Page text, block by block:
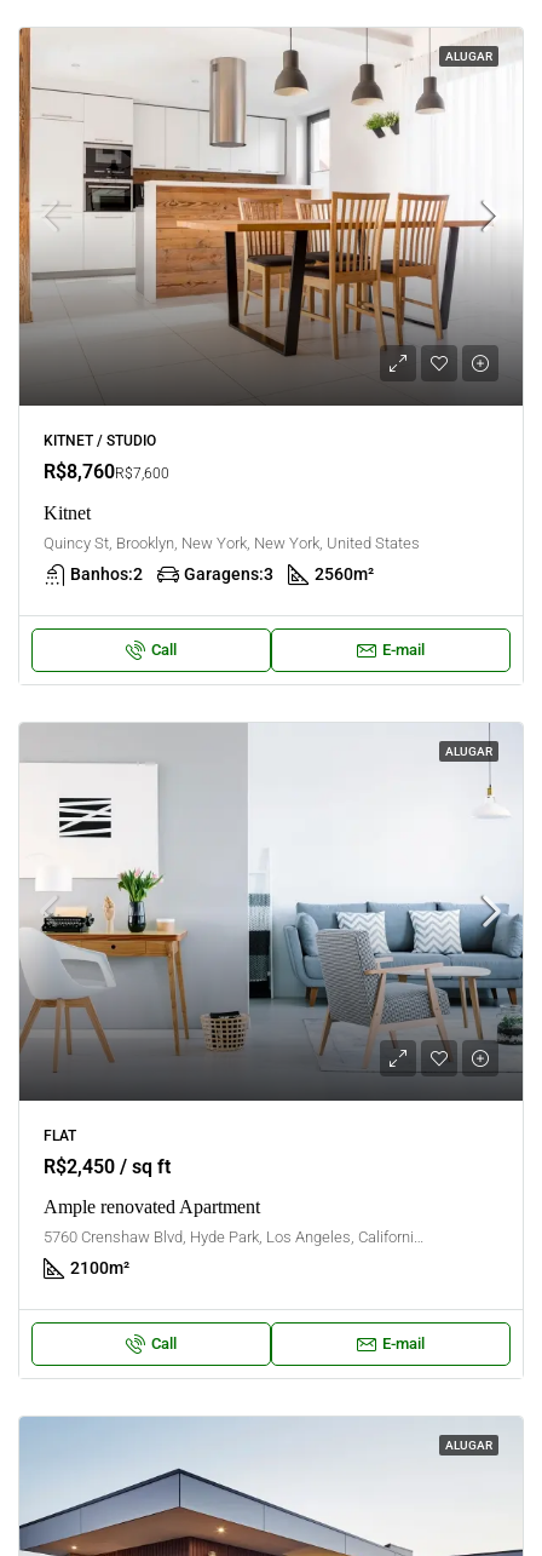
ALUGAR
KITNET / STUDIO
R$8,760R$7,600
Kitnet
Quincy St, Brooklyn, New York, New York, United States
Banhos:2 Garagens:3 2560m²
Call E-mail
ALUGAR
FLAT
R$2,450 / sq ft
Ample renovated Apartment
5760 Crenshaw Blvd, Hyde Park, Los Angeles, California, United States
2100m²
Call E-mail
ALUGAR